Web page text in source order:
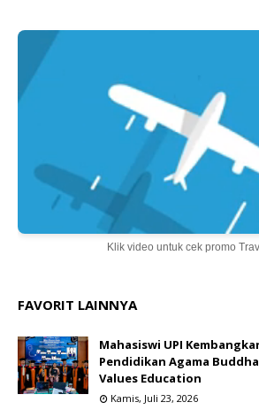
Klik video untuk cek promo
FAVORIT LAINNYA
Mahasiswi UPI
Pendidikan Agama
Values Education
Kamis, Juli 23, 2026